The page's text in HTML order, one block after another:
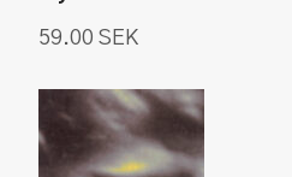
59.00 SEK